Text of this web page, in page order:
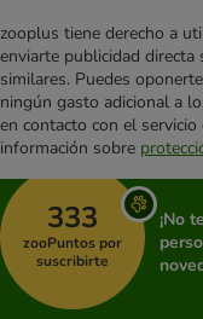
zooplus tiene derecho a
enviarte publicidad
similares. Puedes
ningún gasto adicional a
en contacto con el
información sobre
333
zooPuntos por
suscribirte
¡No